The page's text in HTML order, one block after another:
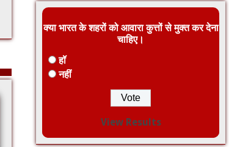
क्या भारत के शहरों को आवारा कुत्तों से मुक्त कर देना
चाहिए।
हॉ
नहीं
View Results